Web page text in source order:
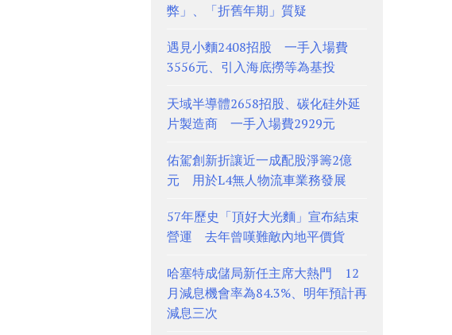
弊」、「折舊年期」質疑
遇見小麵2408招股 一手入場費
3556元、引入海底撈等為基投
天域半導體2658招股、碳化硅外延
片製造商 一手入場費2929元
佑駕創新折讓近一成配股淨籌2億
元 用於L4無人物流車業務發展
57年歷史「頂好大光麵」宣布結束
營運 去年曾嘆難敵內地平價貨
哈塞特成儲局新任主席大熱門 12
月減息機會率為84.3%、明年預計再
減息三次